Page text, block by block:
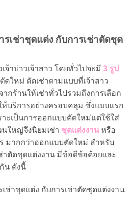
เช่าชุดแต่ง กับการเช่าตัดชุด
จ้าบ่าวเจ้าสาว โดยทั่วไปจะมี 3 รูป
ดใหม่ ตัดเช่าตามแบบที่เจ้าสาว
ากร้านให้เช่าทั่วไปรวมถึงการเลือก
ห้บริการอย่างครอบคลุม ซึ่งแบบแรก
าะเป็นการออกแบบตัดใหม่แต่ใช้ใส่
นใหญ่จึงนิยมเช่า ชุดแต่งงาน หรือ
มากกว่าออกแบบตัดใหม่ สำหรับ
าตัดชุดแต่งงาน มีข้อดีข้อด้อยและ
น ดังนี้